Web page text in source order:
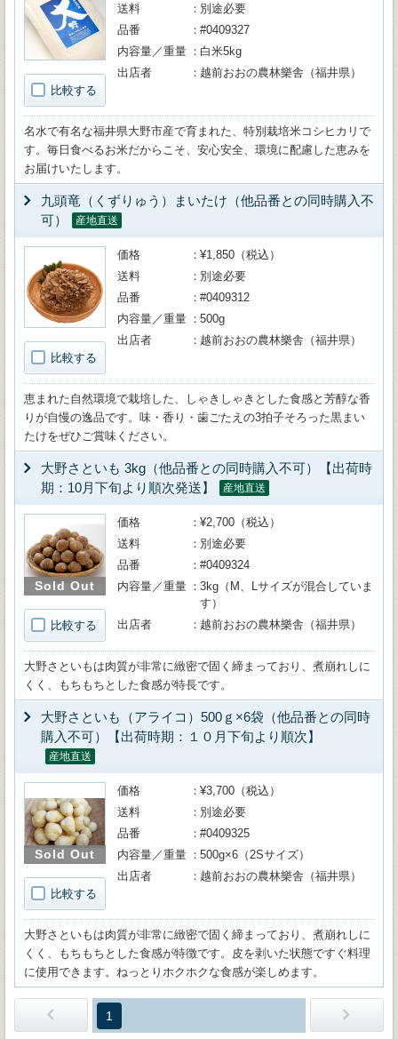
比較する
送料
別途必要
品番
#0409327
内容量／重量
白米5kg
出店者
越前おおの農林樂舎（福井県）
名水で有名な福井県大野市産で育まれた、特別栽培米コシヒカリで
す。毎日食べるお米だからこそ、安心安全、環境に配慮した恵みを
お届けいたします。
九頭竜（くずりゅう）まいたけ（他品番との同時購入不
可）
産地直送
比較する
価格
¥1,850（税込）
送料
別途必要
品番
#0409312
内容量／重量
500g
出店者
越前おおの農林樂舎（福井県）
恵まれた自然環境で栽培した、しゃきしゃきとした食感と芳醇な香
りが自慢の逸品です。味・香り・歯ごたえの3拍子そろった黒まい
たけをぜひご賞味ください。
大野さといも 3kg（他品番との同時購入不可）【出荷時
期：10月下旬より順次発送】
産地直送
Sold Out
比較する
価格
¥2,700（税込）
送料
別途必要
品番
#0409324
内容量／重量
3kg（M、Lサイズが混合していま
す）
出店者
越前おおの農林樂舎（福井県）
大野さといもは肉質が非常に緻密で固く締まっており、煮崩れしに
くく、もちもちとした食感が特長です。
大野さといも（アライコ）500ｇ×6袋（他品番との同時
購入不可）【出荷時期：１０月下旬より順次】
産地直送
Sold Out
比較する
価格
¥3,700（税込）
送料
別途必要
品番
#0409325
内容量／重量
500g×6（2Sサイズ）
出店者
越前おおの農林樂舎（福井県）
大野さといもは肉質が非常に緻密で固く締まっており、煮崩れしに
くく、もちもちとした食感が特徴です。皮を剥いた状態ですぐ料理
に使用できます。ねっとりホクホクな食感が楽しめます。
1